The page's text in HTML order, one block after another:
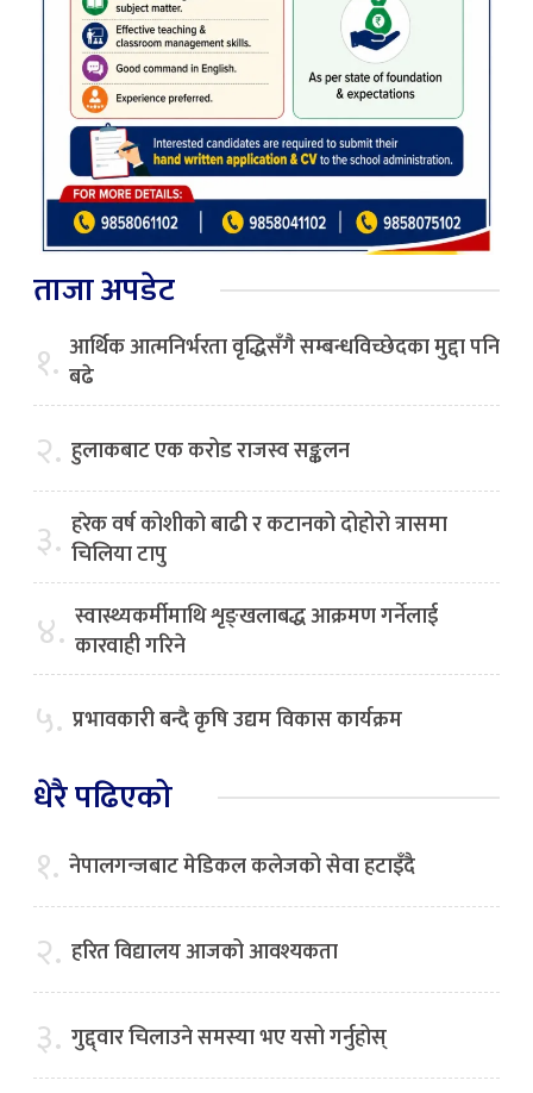
ताजा अपडेट
१. आर्थिक आत्मनिर्भरता वृद्धिसँगै सम्बन्धविच्छेदका मुद्दा पनि
बढे
२. हुलाकबाट एक करोड राजस्व सङ्कलन
३. हरेक वर्ष कोशीको बाढी र कटानको दोहोरो त्रासमा
चिलिया टापु
४. स्वास्थ्यकर्मीमाथि शृङ्खलाबद्ध आक्रमण गर्नेलाई
कारवाही गरिने
५. प्रभावकारी बन्दै कृषि उद्यम विकास कार्यक्रम
धेरै पढिएको
१. नेपालगन्जबाट मेडिकल कलेजको सेवा हटाइँदै
२. हरित विद्यालय आजको आवश्यकता
३. गुद्द्वार चिलाउने समस्या भए यसो गर्नुहोस्